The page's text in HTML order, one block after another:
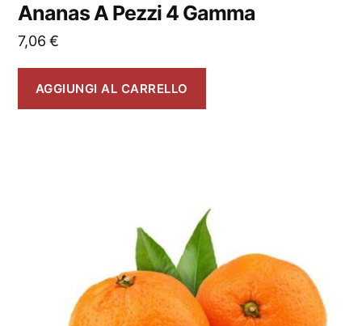
Ananas A Pezzi 4 Gamma
7,06€
AGGIUNGI AL CARRELLO